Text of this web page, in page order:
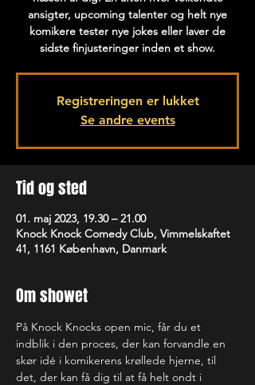
ansigter, upcoming talenter og helt nye
komikere tester nye jokes eller laver de
sidste finjusteringer inden et show.
Registreringen er lukket
Se andre events
Tid og sted
01. maj 2023, 19.30 – 21.00
Knock Knock Comedy Club, Vimmelskaftet
41, 1161 København, Danmark
Om showet
På Knock Knocks open mic, får du et
indblik i den proces, der kan forvandle en
skør idé i komikerens krøllede hjerne, til
det, der kan få dig til at få helt ondt i